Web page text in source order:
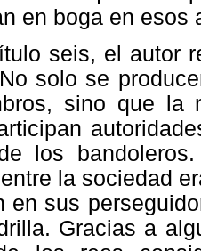
en boga en esos
seis, el autor
solo se
sino que la
los
la sociedad
en sus
Gracias a